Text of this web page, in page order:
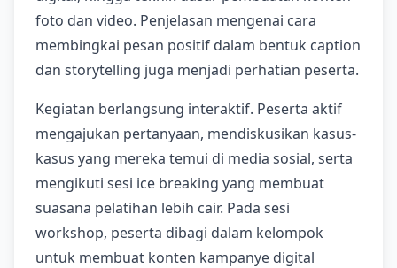
foto dan video. Penjelasan mengenai cara
membingkai pesan positif dalam bentuk caption
dan storytelling juga menjadi perhatian peserta.
Kegiatan berlangsung interaktif. Peserta aktif
mengajukan pertanyaan, mendiskusikan kasus-
kasus yang mereka temui di media sosial, serta
mengikuti sesi ice breaking yang membuat
suasana pelatihan lebih cair. Pada sesi
workshop, peserta dibagi dalam kelompok
untuk membuat konten kampanye digital